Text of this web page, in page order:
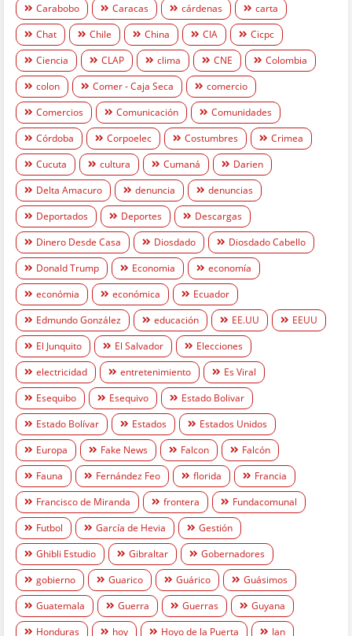
Carabobo
Caracas cárdenas
carta
Chat
Chile China CIA
Cicpc
Ciencia
CLAP clima CNE
Colombia
colon
Comer - Caja Seca
comercio
Comercios
Comunicación
Comunidades
Córdoba
Corpoelec Costumbres
Crimea
Cucuta
cultura Cumaná
Darien
Delta Amacuro
denuncia
denuncias
Deportados
Deportes
Descargas
Dinero Desde Casa
Diosdado
Diosdado Cabello
Donald Trump
Economia
economía
económia
económica
Ecuador
Edmundo González
educación EE.UU
EEUU
El Junquito
El Salvador
Elecciones
electricidad
entretenimiento
Es Viral
Esequibo
Esequivo
Estado Bolivar
Estado Bolívar
Estados
Estados Unidos
Europa
Fake News Falcon
Falcón
Fauna
Fernández Feo florida
Francia
Francisco de Miranda
frontera
Fundacomunal
Futbol
García de Hevia
Gestión
Ghibli Estudio
Gibraltar
Gobernadores
gobierno
Guarico Guárico
Guásimos
Guatemala
Guerra Guerras
Guyana
Honduras
hoy Hoyo de la Puerta Ian